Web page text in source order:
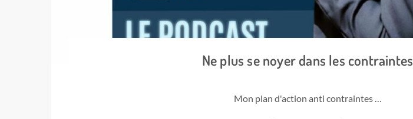
Ne plus se noyer dans les contraintes
Mon plan d'action anti contraintes …